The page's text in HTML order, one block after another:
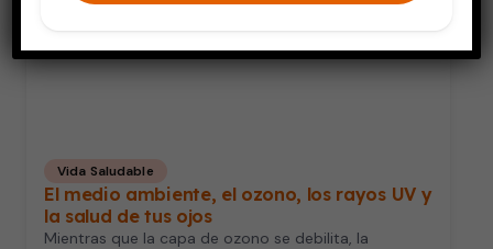
Vida Saludable
El medio ambiente, el ozono, los rayos UV y
la salud de tus ojos
Mientras que la capa de ozono se debilita, la